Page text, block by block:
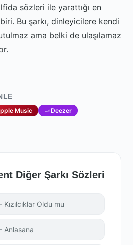
sözleri ile yarattığı en
Bu şarkı, dinleyicilere kendi
ama belki de ulaşılamaz
Music Deezer
Diğer Şarkı Sözleri
Oldu mu
Anlasana